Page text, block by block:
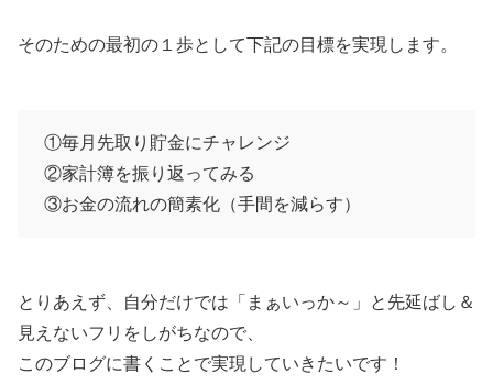
そのための最初の１歩として下記の目標を実現します。
①毎月先取り貯金にチャレンジ
②家計簿を振り返ってみる
③お金の流れの簡素化（手間を減らす）
とりあえず、自分だけでは「まぁいっか～」と先延ばし＆
見えないフリをしがちなので、
このブログに書くことで実現していきたいです！